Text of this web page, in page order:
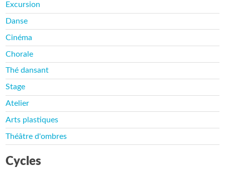
Excursion
Danse
Cinéma
Chorale
Thé dansant
Stage
Atelier
Arts plastiques
Théâtre d'ombres
Cycles